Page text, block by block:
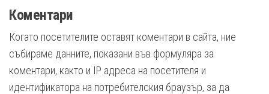
Коментари
Когато посетителите оставят коментари в сайта, ние
събираме данните, показани във формуляра за
коментари, както и IP адреса на посетителя и
идентификатора на потребителския браузър, за да